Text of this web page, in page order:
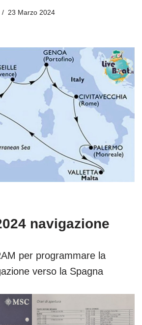
23 Marzo 2024
navigazione
per programmare la
verso la Spagna